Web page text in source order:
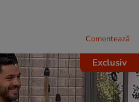
Comentează
Exclusiv